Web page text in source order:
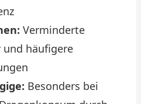
Verminderte
häufigere
Besonders bei